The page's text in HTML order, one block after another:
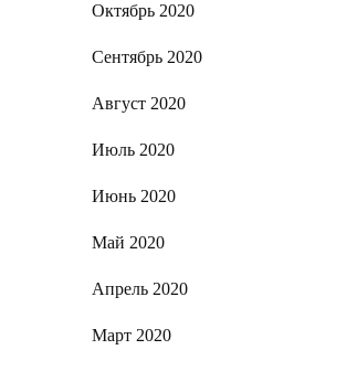
Октябрь 2020
Сентябрь 2020
Август 2020
Июль 2020
Июнь 2020
Май 2020
Апрель 2020
Март 2020